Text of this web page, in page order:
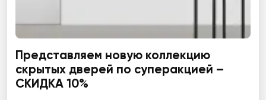
Представляем новую коллекцию
скрытых дверей по суперакцией –
СКИДКА 10%